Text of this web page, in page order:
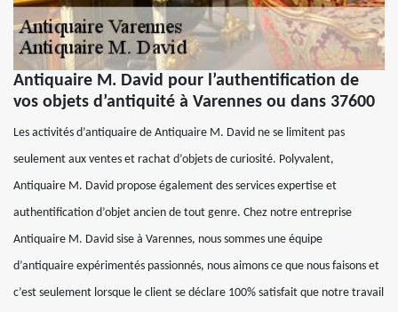
Antiquaire M. David pour l’authentification de
vos objets d’antiquité à Varennes ou dans 37600
Les activités d’antiquaire de Antiquaire M. David ne se limitent pas
seulement aux ventes et rachat d’objets de curiosité. Polyvalent,
Antiquaire M. David propose également des services expertise et
authentification d’objet ancien de tout genre. Chez notre entreprise
Antiquaire M. David sise à Varennes, nous sommes une équipe
d’antiquaire expérimentés passionnés, nous aimons ce que nous faisons et
c’est seulement lorsque le client se déclare 100% satisfait que notre travail